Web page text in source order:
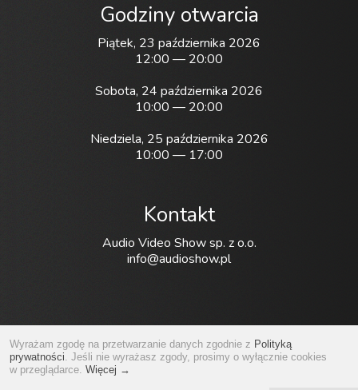
Godziny otwarcia
Piątek, 23 października 2026
12:00 — 20:00
Sobota, 24 października 2026
10:00 — 20:00
Niedziela, 25 października 2026
10:00 — 17:00
Kontakt
Audio Video Show sp. z o.o.
info@audioshow.pl
Copyright © Audio Video Show sp. z o.o. 2012 – 2025
Wyrażam zgodę na przetwarzanie danych zgodnie z Polityką
prywatności. Jeśli nie wyrażasz zgody, prosimy o wyłącznie cookies
w przeglądarce. Więcej →